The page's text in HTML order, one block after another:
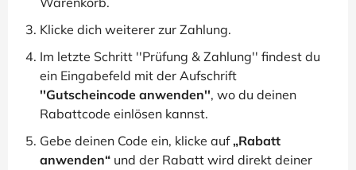
Klicke dich weiterer zur Zahlung.
Im letzte Schritt ''Prüfung & Zahlung'' findest du
ein Eingabefeld mit der Aufschrift
''Gutscheincode anwenden'', wo du deinen
Rabattcode einlösen kannst.
Gebe deinen Code ein, klicke auf„Rabatt
anwenden“ und der Rabatt wird direkt deiner